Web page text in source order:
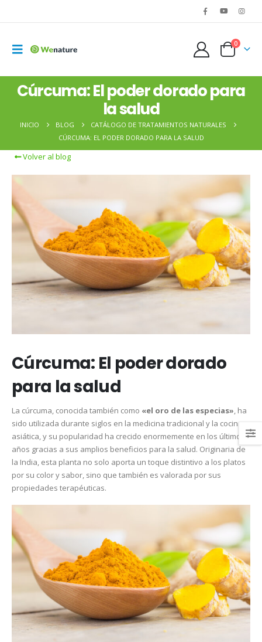
0
Cúrcuma: El poder dorado para
la salud
INICIO BLOG
CATÁLOGO DE TRATAMIENTOS NATURALES
CÚRCUMA: EL PODER DORADO PARA LA SALUD
Volver al blog
Cúrcuma: El poder dorado
para la salud
La cúrcuma, conocida también como «el oro de las especias», ha
sido utilizada durante siglos en la medicina tradicional y la cocina
asiática, y su popularidad ha crecido enormemente en los últimos
años gracias a sus amplios beneficios para la salud. Originaria de
la India, esta planta no solo aporta un toque distintivo a los platos
por su color y sabor, sino que también es valorada por sus
propiedades terapéuticas.